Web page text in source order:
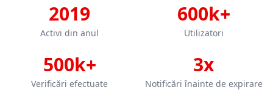
2019
Activi din anul
600k+
Utilizatori
500k+
Verificări efectuate
3x
Notificări înainte de expirare